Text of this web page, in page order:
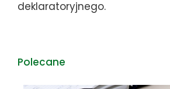
deklaratoryjnego.
Polecane